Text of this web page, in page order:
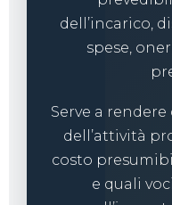
dell’incarico,
spese,
Serve a
dell’attività
costo
e quali